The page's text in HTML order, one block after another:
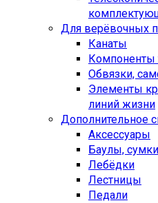
Для верёвочных
Канаты
Компоненты
Обвязки,
Элементы
линий жизни
Дополнительное
Аксессуары
Баулы, сумки
Лебёдки
Лестницы
Педали